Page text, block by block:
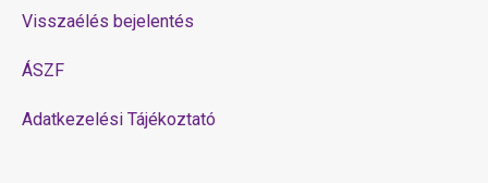
Visszaélés bejelentés
ÁSZF
Adatkezelési Tájékoztató